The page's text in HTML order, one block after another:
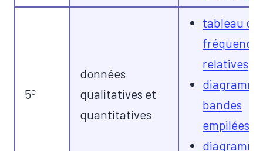
5e
données
qualitatives et
quantitatives
​tableau de
relatives
bandes
empilées